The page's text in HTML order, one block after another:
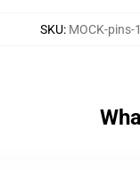
SKU: MOCK-